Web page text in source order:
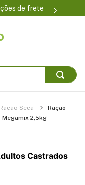
de frete
Ração Seca
Ração
Megamix 2,5kg
Castrados